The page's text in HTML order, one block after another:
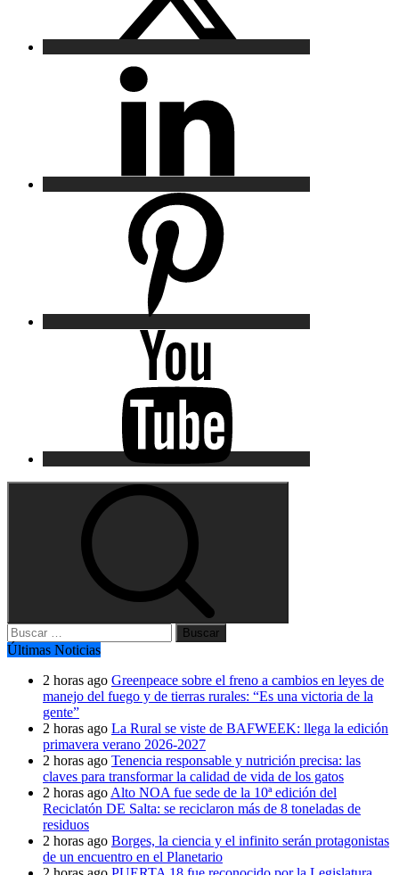
Buscar:
Últimas Noticias
2 horas ago Greenpeace sobre el freno a cambios en leyes de
manejo del fuego y de tierras rurales: “Es una victoria de la
gente”
2 horas ago La Rural se viste de BAFWEEK: llega la edición
primavera verano 2026-2027
2 horas ago Tenencia responsable y nutrición precisa: las
claves para transformar la calidad de vida de los gatos
2 horas ago Alto NOA fue sede de la 10ª edición del
Reciclatón DE Salta: se reciclaron más de 8 toneladas de
residuos
2 horas ago Borges, la ciencia y el infinito serán protagonistas
de un encuentro en el Planetario